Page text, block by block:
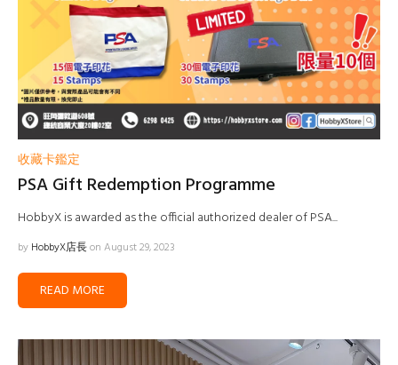
收藏卡鑑定
PSA Gift Redemption Programme
HobbyX is awarded as the official authorized dealer of PSA...
by HobbyX店長on August 29, 2023
READ MORE